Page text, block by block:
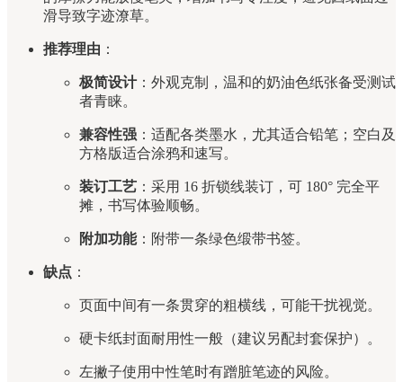
滑导致字迹潦草。
推荐理由 ：
极简设计：外观克制，温和的奶油色纸张备受测试
者青睐。
兼容性强 ：适配各类墨水，尤其适合铅笔；空白及
方格版适合涂鸦和速写。
装订工艺 ：采用 16 折锁线装订，可 180° 完全平
摊，书写体验顺畅。
附加功能：附带一条绿色缎带书签。
缺点 ：
页面中间有一条贯穿的粗横线，可能干扰视觉。
硬卡纸封面耐用性一般（建议另配封套保护）。
左撇子使用中性笔时有蹭脏笔迹的风险。